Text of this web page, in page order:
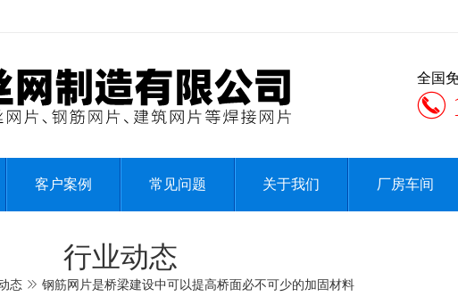
全国
客户案例 常见问题 关于我们 厂房车间
行业动态
态 钢筋网片是桥梁建设中可以提高桥面必不可少的加固材料